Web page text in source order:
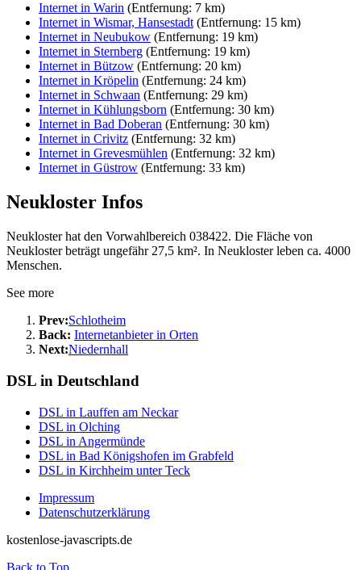
Internet in Warin (Entfernung: 7 km)
Internet in Wismar, Hansestadt (Entfernung: 15 km)
Internet in Neubukow (Entfernung: 19 km)
Internet in Sternberg (Entfernung: 19 km)
Internet in Bützow (Entfernung: 20 km)
Internet in Kröpelin (Entfernung: 24 km)
Internet in Schwaan (Entfernung: 29 km)
Internet in Kühlungsborn (Entfernung: 30 km)
Internet in Bad Doberan (Entfernung: 30 km)
Internet in Crivitz (Entfernung: 32 km)
Internet in Grevesmühlen (Entfernung: 32 km)
Internet in Güstrow (Entfernung: 33 km)
Neukloster Infos
Neukloster hat den Vorwahlbereich 038422. Die Fläche von
Neukloster beträgt ungefähr 27,5 km². In Neukloster leben ca. 4000
Menschen.
See more
Prev:Schlotheim
Back: Internetanbieter in Orten
Next:Niedernhall
DSL in Deutschland
DSL in Lauffen am Neckar
DSL in Olching
DSL in Angermünde
DSL in Bad Königshofen im Grabfeld
DSL in Kirchheim unter Teck
Impressum
Datenschutzerklärung
kostenlose-javascripts.de
Back to Top